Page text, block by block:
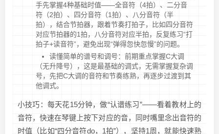
手先掌握4种基础时值——全音符（4拍）、二分音
符（2拍）、四分音符（1拍）、八分音符（半
拍），结合节拍器，跟着节奏打拍子，比如四分音符
对应节拍器的1拍，八分音符对应半拍，反复练习“打
拍子+读音符”，避免出现“弹得忽快忽慢”的问题。
读懂简单的谱号和调号：前期重点掌握C大调
（无升降号），这是最基础的调式，无需掌握复杂调
号，先把C大调的音符和节奏练熟，再逐步过渡到其
他调式。
小技巧：每天花15分钟，做“认谱练习”——看着教材上的
音符，快速在琴键上按下对应的音，同时嘴里念出音符的
时值（比如“四分音符do，1拍”），坚持1周，就能快速熟